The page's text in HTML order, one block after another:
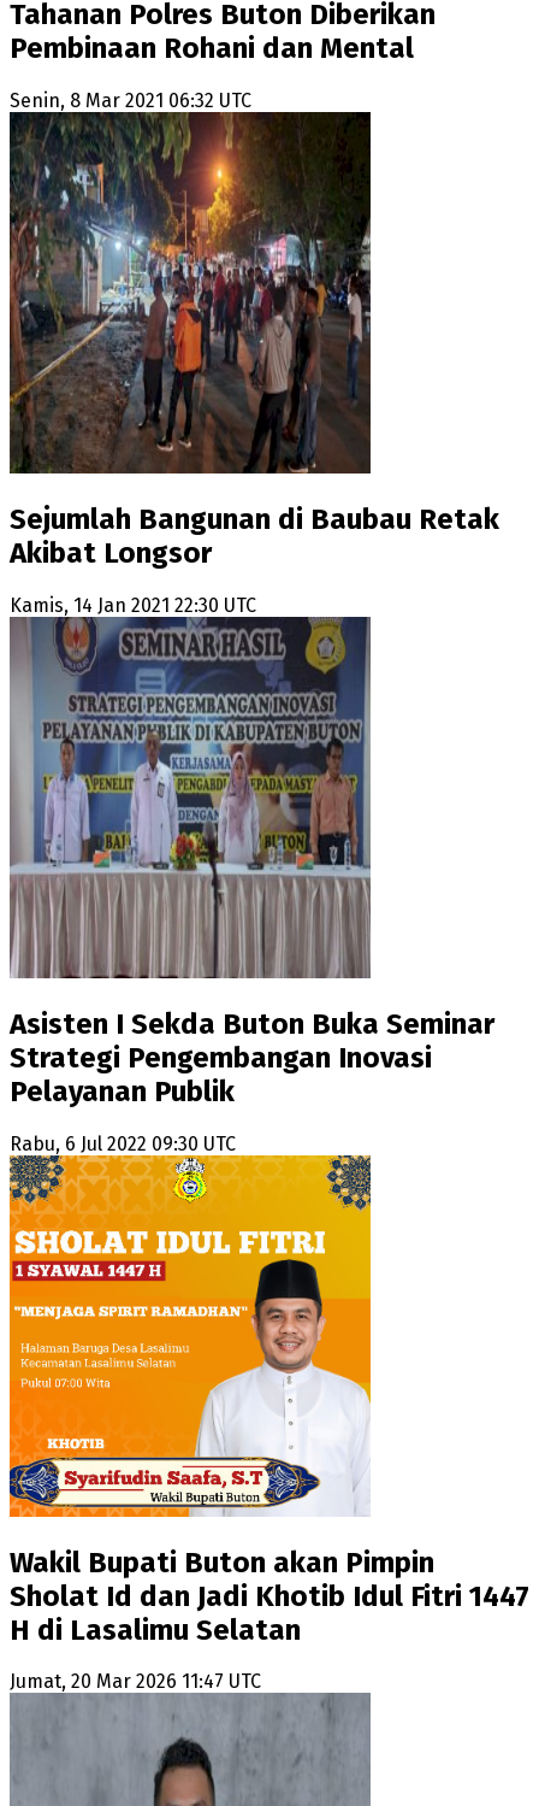
Tahanan Polres Buton Diberikan
Pembinaan Rohani dan Mental
Senin, 8 Mar 2021 06:32 UTC
Sejumlah Bangunan di Baubau Retak
Akibat Longsor
Kamis, 14 Jan 2021 22:30 UTC
Asisten I Sekda Buton Buka Seminar
Strategi Pengembangan Inovasi
Pelayanan Publik
Rabu, 6 Jul 2022 09:30 UTC
Wakil Bupati Buton akan Pimpin
Sholat Id dan Jadi Khotib Idul Fitri 1447
H di Lasalimu Selatan
Jumat, 20 Mar 2026 11:47 UTC